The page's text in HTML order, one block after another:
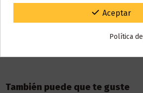
Detalles del producto
También puede que te guste
Gracias por tu paciencia y por seguir confiando
Aceptar
Política